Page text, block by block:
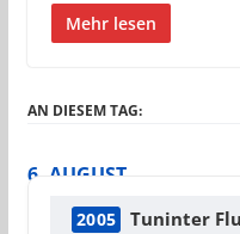
Mehr lesen
AN DIESEM TAG:
6. AUGUST
2005 Tuninter